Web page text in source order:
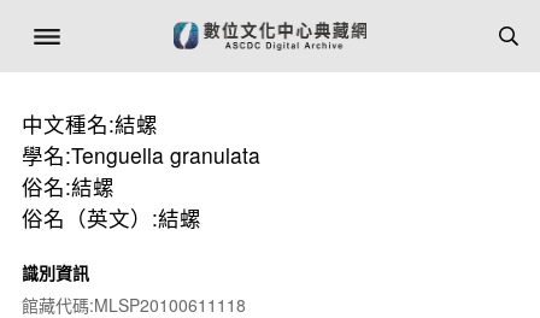
中文種名:結螺
學名:Tenguella granulata
俗名:結螺
俗名（英文）:結螺
識別資訊
館藏代碼:MLSP20100611118